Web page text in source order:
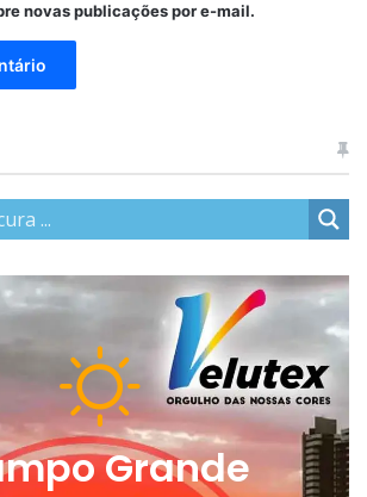
novas publicações por e-mail.
Grande